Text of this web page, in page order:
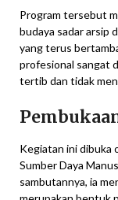
Program tersebut
budaya sadar arsip
yang terus
profesional sangat
tertib dan tidak
Kegiatan ini dibuka
Sumber Daya
sambutannya, ia